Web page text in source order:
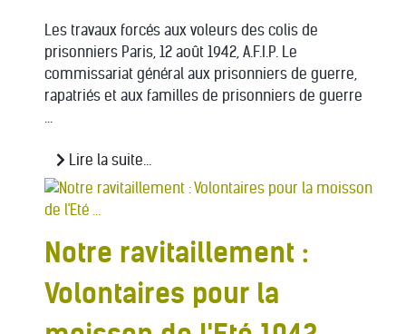
Les travaux forcés aux voleurs des colis de
prisonniers Paris, 12 août 1942, A.F.I.P. Le
commissariat général aux prisonniers de guerre,
rapatriés et aux familles de prisonniers de guerre
...
Lire la suite...
Notre ravitaillement :
Volontaires pour la